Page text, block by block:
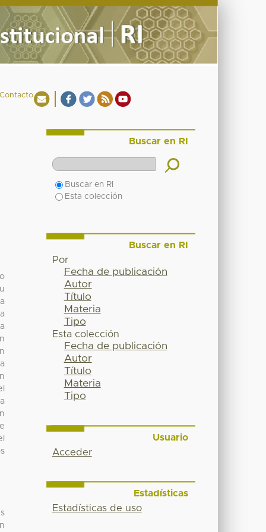
Buscar en RI
Buscar en RI
Esta colección
Buscar en RI
Por
Fecha de publicación
Autor
Título
Materia
Tipo
Esta colección
Fecha de publicación
Autor
Título
Materia
Tipo
Usuario
Acceder
Estadísticas
Estadísticas de uso